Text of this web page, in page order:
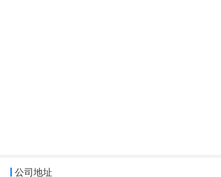
公司地址